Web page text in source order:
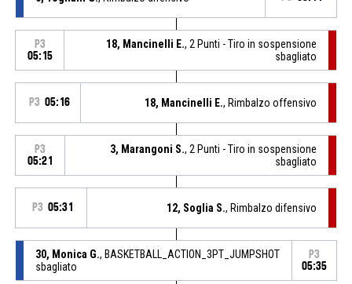
P3
05:15
18, Mancinelli E., 2 Punti - Tiro in sospensione
sbagliato
P3 05:16 18, Mancinelli E., Rimbalzo offensivo
P3
05:21
3, Marangoni S., 2 Punti - Tiro in sospensione
sbagliato
P3 05:31 12, Soglia S., Rimbalzo difensivo
30, Monica G., BASKETBALL_ACTION_3PT_JUMPSHOT
sbagliato
P3
05:35